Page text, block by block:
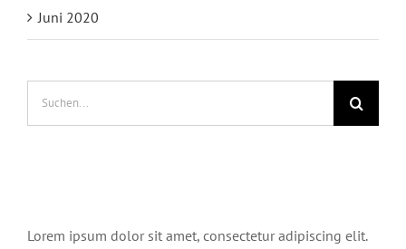
Juni 2020
Lorem ipsum dolor sit amet, consectetur adipiscing elit.